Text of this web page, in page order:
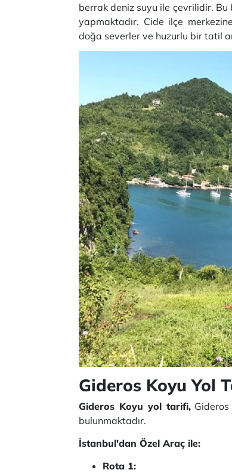
berrak deniz suyu ile çevrilidir.
yapmaktadır. Cide ilçe
doğa severler ve huzurlu bir tatil
Gideros Koyu Yol
Gideros Koyu yol tarifi,Gideros
bulunmaktadır.
İstanbul'dan Özel Araç ile:
Rota 1: